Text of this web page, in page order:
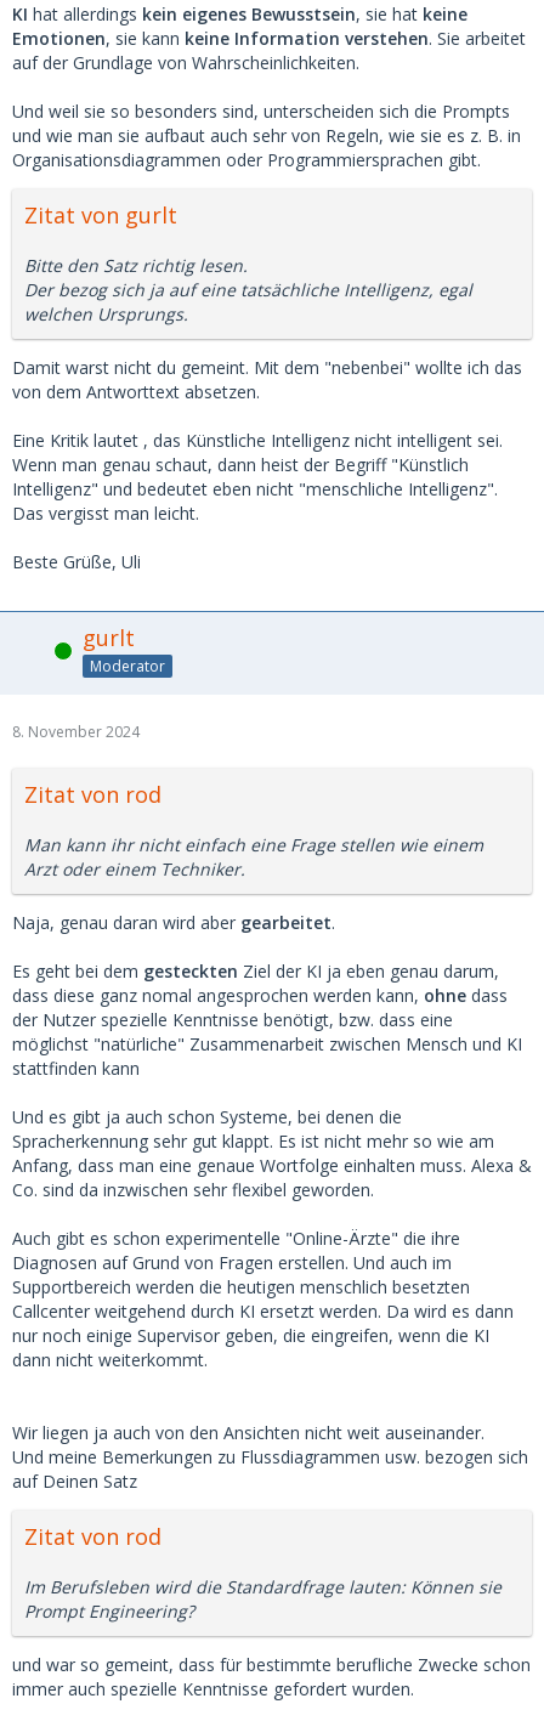
KI hat allerdings kein eigenes Bewusstsein, sie hat keine
Emotionen, sie kann keine Information verstehen. Sie arbeitet
auf der Grundlage von Wahrscheinlichkeiten.
Und weil sie so besonders sind, unterscheiden sich die Prompts
und wie man sie aufbaut auch sehr von Regeln, wie sie es z. B. in
Organisationsdiagrammen oder Programmiersprachen gibt.
Zitat von gurlt
Bitte den Satz richtig lesen.
Der bezog sich ja auf eine tatsächliche Intelligenz, egal
welchen Ursprungs.
Damit warst nicht du gemeint. Mit dem "nebenbei" wollte ich das
von dem Antworttext absetzen.
Eine Kritik lautet , das Künstliche Intelligenz nicht intelligent sei.
Wenn man genau schaut, dann heist der Begriff "Künstlich
Intelligenz" und bedeutet eben nicht "menschliche Intelligenz".
Das vergisst man leicht.
Beste Grüße, Uli
Online gurlt
Moderator
8. November 2024
Zitat von rod
Man kann ihr nicht einfach eine Frage stellen wie einem
Arzt oder einem Techniker.
Naja, genau daran wird aber gearbeitet.
Es geht bei dem gesteckten Ziel der KI ja eben genau darum,
dass diese ganz nomal angesprochen werden kann, ohne dass
der Nutzer spezielle Kenntnisse benötigt, bzw. dass eine
möglichst "natürliche" Zusammenarbeit zwischen Mensch und KI
stattfinden kann
Und es gibt ja auch schon Systeme, bei denen die
Spracherkennung sehr gut klappt. Es ist nicht mehr so wie am
Anfang, dass man eine genaue Wortfolge einhalten muss. Alexa &
Co. sind da inzwischen sehr flexibel geworden.
Auch gibt es schon experimentelle "Online-Ärzte" die ihre
Diagnosen auf Grund von Fragen erstellen. Und auch im
Supportbereich werden die heutigen menschlich besetzten
Callcenter weitgehend durch KI ersetzt werden. Da wird es dann
nur noch einige Supervisor geben, die eingreifen, wenn die KI
dann nicht weiterkommt.
Wir liegen ja auch von den Ansichten nicht weit auseinander.
Und meine Bemerkungen zu Flussdiagrammen usw. bezogen sich
auf Deinen Satz
Zitat von rod
Im Berufsleben wird die Standardfrage lauten: Können sie
Prompt Engineering?
und war so gemeint, dass für bestimmte berufliche Zwecke schon
immer auch spezielle Kenntnisse gefordert wurden.